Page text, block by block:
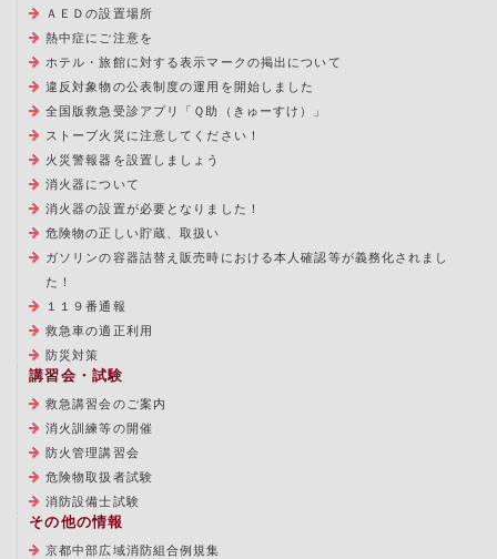
ＡＥＤの設置場所
熱中症にご注意を
ホテル・旅館に対する表示マークの掲出について
違反対象物の公表制度の運用を開始しました
全国版救急受診アプリ「Ｑ助（きゅーすけ）」
ストーブ火災に注意してください！
火災警報器を設置しましょう
消火器について
消火器の設置が必要となりました！
危険物の正しい貯蔵、取扱い
ガソリンの容器詰替え販売時における本人確認等が義務化されまし
た！
１１９番通報
救急車の適正利用
防災対策
講習会・試験
救急講習会のご案内
消火訓練等の開催
防火管理講習会
危険物取扱者試験
消防設備士試験
その他の情報
京都中部広域消防組合例規集